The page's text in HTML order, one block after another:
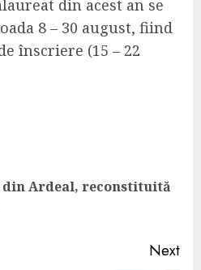
din acest an se
8 – 30 august, fiind
înscriere (15 – 22
Ardeal, reconstituită
Next